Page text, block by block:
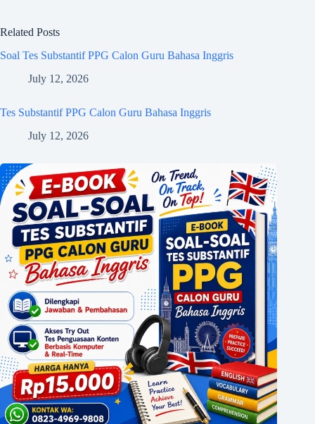
Related Posts
Soal Tes Substantif PPG Calon Guru Bahasa Inggris
July 12, 2026
Tes Substantif PPG Calon Guru Bahasa Inggris
July 12, 2026